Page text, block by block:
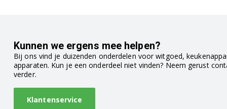
ECAM25.467.B 0132215188
ECAM25.467.B 0132215276
Kunnen we ergens mee helpen?
Bij ons vind je duizenden onderdelen voor witgoed,
apparaten. Kun je een onderdeel niet vinden? Neem gerust
verder.
Klantenservice